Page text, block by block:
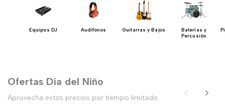
Equipos DJ Audífonos Guitarras y Bajos
Baterías y
Percusión
Ofertas Día del Niño
Aprovecha estos precios por tiempo limitado